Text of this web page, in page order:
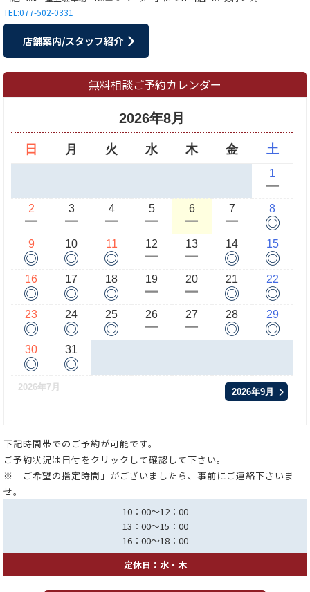
TEL:077-502-0331
店舗案内/スタッフ紹介
無料相談ご予約カレンダー
2026年8月
日 月 火 水 木 金 土
1
ー
2
ー
3
ー
4
ー
5
ー
6
ー
7
ー
8
◎
9
◎
10
◎
11
◎
12
ー
13
ー
14
◎
15
◎
16
◎
17
◎
18
◎
19
ー
20
ー
21
◎
22
◎
23
◎
24
◎
25
◎
26
ー
27
ー
28
◎
29
◎
30
◎
31
◎
2026年7月 2026年9月
下記時間帯でのご予約が可能です。
ご予約状況は日付をクリックして確認して下さい。
※「ご希望の指定時間」がございましたら、事前にご連絡下さいま
せ。
10：00～12：00
13：00～15：00
16：00～18：00
定休日：水・木